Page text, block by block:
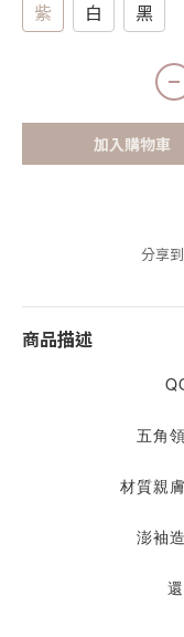
紫 白 黑
加入購物車
分享到
商品描述
五角
材質親
澎袖